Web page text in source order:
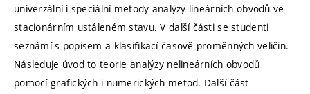
univerzální i speciální metody analýzy lineárních obvodů ve
stacionárním ustáleném stavu. V další části se studenti
seznámí s popisem a klasifikací časově proměnných veličin.
Následuje úvod to teorie analýzy nelineárních obvodů
pomocí grafických i numerických metod. Další část